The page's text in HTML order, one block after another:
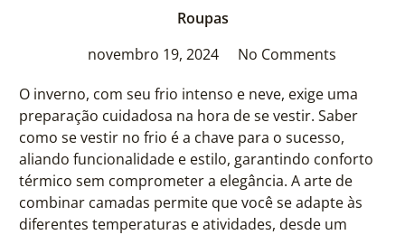
Roupas
novembro 19, 2024
No Comments
O inverno, com seu frio intenso e neve, exige uma
preparação cuidadosa na hora de se vestir. Saber
como se vestir no frio é a chave para o sucesso,
aliando funcionalidade e estilo, garantindo conforto
térmico sem comprometer a elegância. A arte de
combinar camadas permite que você se adapte às
diferentes temperaturas e atividades, desde um